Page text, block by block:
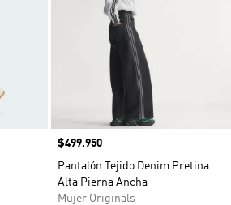
Precio
$499.950
Pantalón Tejido Denim Pretina
Alta Pierna Ancha
Mujer Originals